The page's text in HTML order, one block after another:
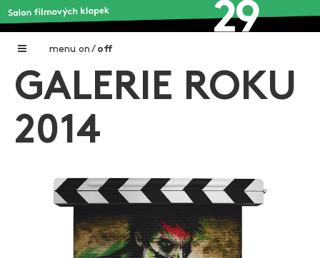
menu on / off
Home
Galerie filmových klapek
O projektu
Aktuální výstavy
GALERIE ROKU
2014